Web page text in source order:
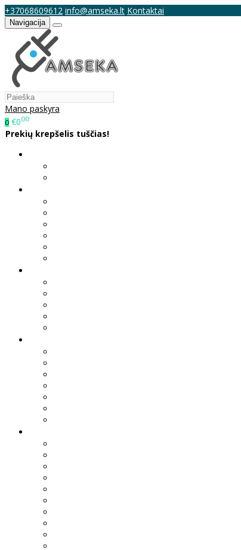
+37068609612 info@amseka.lt Kontaktai
Navigacija
Mano paskyra
0 €000
Prekių krepšelis tuščias!